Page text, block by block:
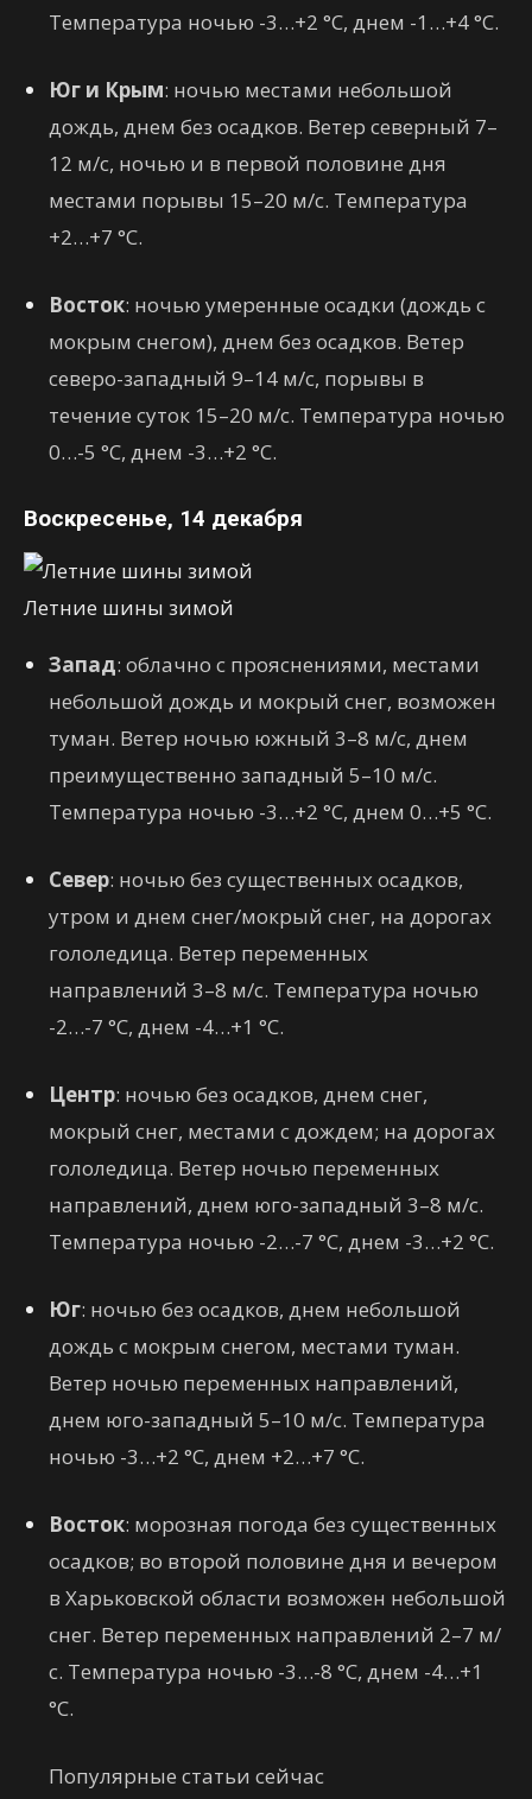
Температура ночью -3…+2 °C, днем -1…+4 °C.
Юг и Крым: ночью местами небольшой
дождь, днем без осадков. Ветер северный 7–
12 м/с, ночью и в первой половине дня
местами порывы 15–20 м/с. Температура
+2…+7 °C.
Восток: ночью умеренные осадки (дождь с
мокрым снегом), днем без осадков. Ветер
северо-западный 9–14 м/с, порывы в
течение суток 15–20 м/с. Температура ночью
0…-5 °C, днем -3…+2 °C.
Воскресенье, 14 декабря
Летние шины зимой
Запад: облачно с прояснениями, местами
небольшой дождь и мокрый снег, возможен
туман. Ветер ночью южный 3–8 м/с, днем
преимущественно западный 5–10 м/с.
Температура ночью -3…+2 °C, днем 0…+5 °C.
Север: ночью без существенных осадков,
утром и днем снег/мокрый снег, на дорогах
гололедица. Ветер переменных
направлений 3–8 м/с. Температура ночью
-2…-7 °C, днем -4…+1 °C.
Центр: ночью без осадков, днем снег,
мокрый снег, местами с дождем; на дорогах
гололедица. Ветер ночью переменных
направлений, днем юго-западный 3–8 м/с.
Температура ночью -2…-7 °C, днем -3…+2 °C.
Юг: ночью без осадков, днем небольшой
дождь с мокрым снегом, местами туман.
Ветер ночью переменных направлений,
днем юго-западный 5–10 м/с. Температура
ночью -3…+2 °C, днем +2…+7 °C.
Восток: морозная погода без существенных
осадков; во второй половине дня и вечером
в Харьковской области возможен небольшой
снег. Ветер переменных направлений 2–7 м/
с. Температура ночью -3…-8 °C, днем -4…+1
°C.
Популярные статьи сейчас